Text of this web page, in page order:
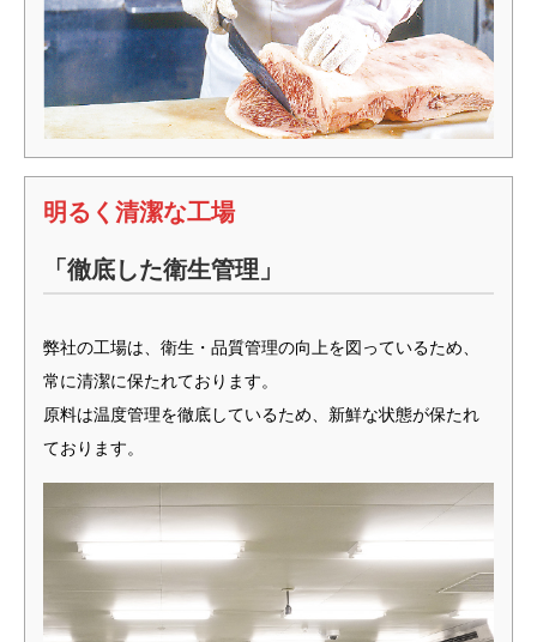
明るく清潔な工場
「徹底した衛生管理」
弊社の工場は、衛生・品質管理の向上を図っているため、
常に清潔に保たれております。
原料は温度管理を徹底しているため、新鮮な状態が保たれ
ております。